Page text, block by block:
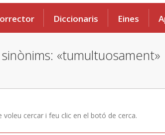
Diccionaris Eines
«tumultuosament»
voleu cercar i feu clic en el botó de cerca.